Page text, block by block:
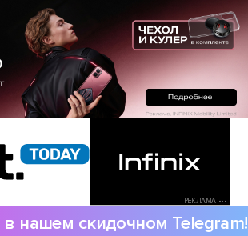
РЕКЛАМА •••
нашем скидочном Telegram!